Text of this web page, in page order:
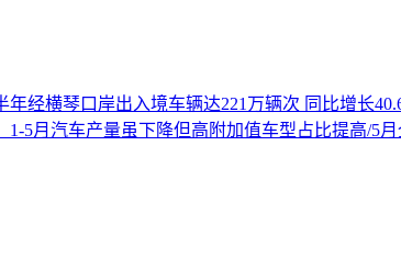
年经横琴口岸出入境车辆达221万辆次 同比增长
1-5月汽车产量虽下降但高附加值车型占比提高/5